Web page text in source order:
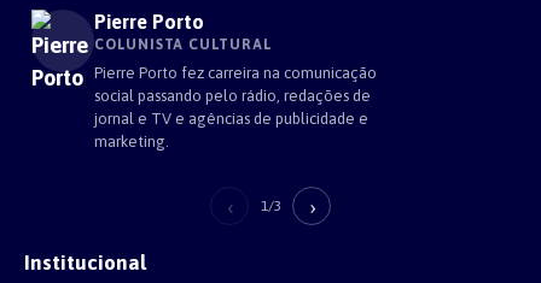
Pierre Porto
COLUNISTA CULTURAL
Pierre Porto fez carreira na comunicação
social passando pelo rádio, redações de
jornal e TV e agências de publicidade e
marketing.
‹ 1/3 ›
Institucional